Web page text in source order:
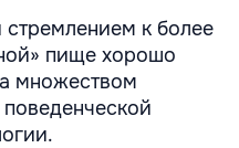
к более
пище хорошо
множеством